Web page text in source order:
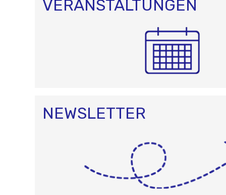
O
N
VERANSTALTUNGEN
NEWSLETTER